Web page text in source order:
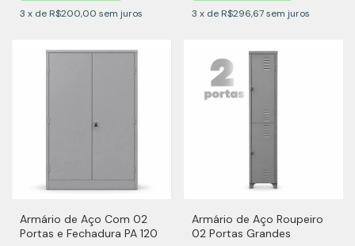
3 x de R$200,00 sem juros
3 x de R$296,67 sem juros
Armário de Aço Com 02
Portas e Fechadura PA 120
Armário de Aço Roupeiro
02 Portas Grandes